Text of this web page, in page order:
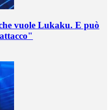
vuole Lukaku. E può